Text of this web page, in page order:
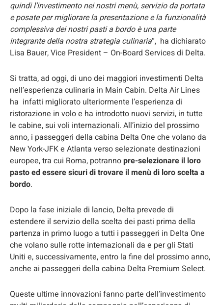
quindi l’investimento nei nostri menù, servizio da portata
e posate per migliorare la presentazione e la funzionalità
complessiva dei nostri pasti a bordo è una parte
integrante della nostra strategia culinaria“, ha dichiarato
Lisa Bauer, Vice President – On-Board Services di Delta.
Si tratta, ad oggi, di uno dei maggiori investimenti Delta
nell’esperienza culinaria in Main Cabin. Delta Air Lines
ha infatti migliorato ulteriormente l’esperienza di
ristorazione in volo e ha introdotto nuovi servizi, in tutte
le cabine, sui voli internazionali. All’inizio del prossimo
anno, i passeggeri della cabina Delta One che volano da
New York-JFK e Atlanta verso selezionate destinazioni
europee, tra cui Roma, potrannopre-selezionare il loro
pasto ed essere sicuri di trovare il menù di loro scelta a
bordo.
Dopo la fase iniziale di lancio, Delta prevede di
estendere il servizio della scelta dei pasti prima della
partenza in primo luogo a tutti i passeggeri in Delta One
che volano sulle rotte internazionali da e per gli Stati
Uniti e, successivamente, entro la fine del prossimo anno,
anche ai passeggeri della cabina Delta Premium Select.
Queste ultime innovazioni fanno parte dell’investimento